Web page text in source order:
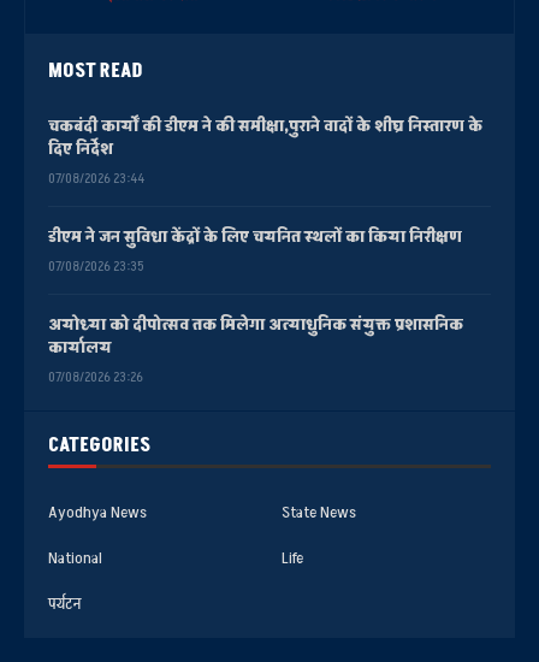
CATEGORIES
Ayodhya News
State News
National
Life
पर्यटन
MOST READ
चकबंदी कार्यों की डीएम ने की समीक्षा,पुराने वादों के शीघ्र निस्तारण के
दिए निर्देश
07/08/2026 23:44
डीएम ने जन सुविधा केंद्रों के लिए चयनित स्थलों का किया निरीक्षण
07/08/2026 23:35
अयोध्या को दीपोत्सव तक मिलेगा अत्याधुनिक संयुक्त प्रशासनिक
कार्यालय
07/08/2026 23:26